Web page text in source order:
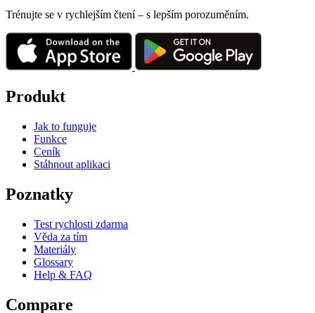
Trénujte se v rychlejším čtení – s lepším porozuměním.
Produkt
Jak to funguje
Funkce
Ceník
Stáhnout aplikaci
Poznatky
Test rychlosti zdarma
Věda za tím
Materiály
Glossary
Help & FAQ
Compare